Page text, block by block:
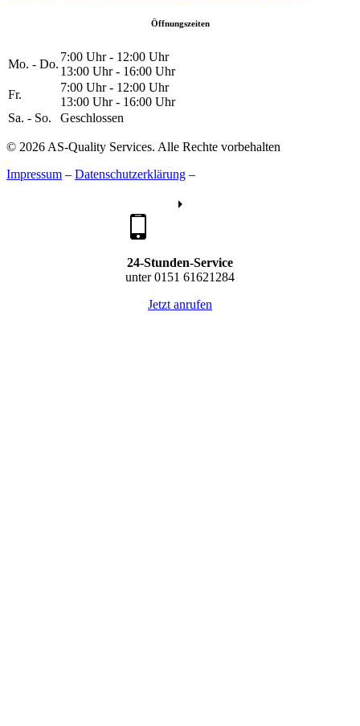
Öffnungszeiten
Mo. - Do.
7:00 Uhr - 12:00 Uhr
13:00 Uhr - 16:00 Uhr
Fr.
7:00 Uhr - 12:00 Uhr
13:00 Uhr - 16:00 Uhr
Sa. - So.
Geschlossen
© 2026 AS-Quality Services. Alle Rechte vorbehalten
Impressum – Datenschutzerklärung –
24-Stunden-Service
unter 0151 61621284
Jetzt anrufen